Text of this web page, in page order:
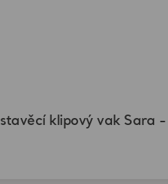
stavěcí klipový vak Sara